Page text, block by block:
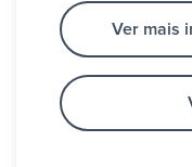
Ver mais